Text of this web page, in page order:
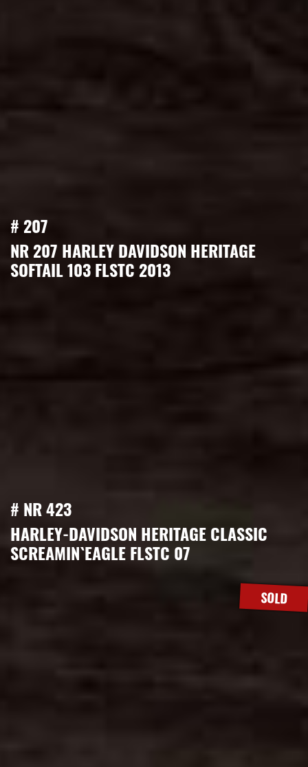
# 207
NR 207 HARLEY DAVIDSON HERITAGE
SOFTAIL 103 FLSTC 2013
# NR 423
HARLEY-DAVIDSON HERITAGE CLASSIC
SCREAMIN`EAGLE FLSTC 07
SOLD